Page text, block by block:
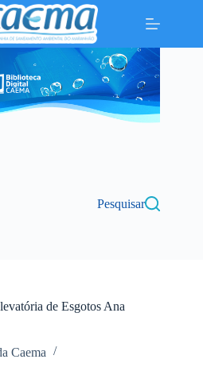
Pesquisar
de Esgotos Ana
Caema